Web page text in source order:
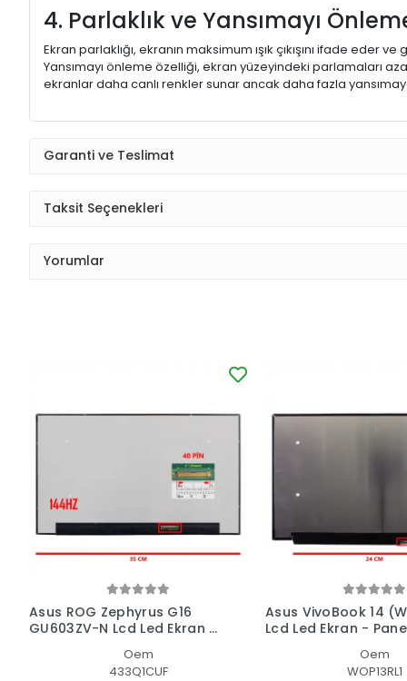
4. Parlaklık ve Yansımayı
Ekran parlaklığı, ekranın maksimum ışık çıkışını ifade
Yansımayı önleme özelliği, ekran yüzeyindeki parlamaları
ekranlar daha canlı renkler sunar ancak daha fazla
Garanti ve Teslimat
Taksit Seçenekleri
Yorumlar
Asus ROG Zephyrus G16
GU603ZV-N Lcd Led Ekran -
Oem
433Q1CUF
Asus VivoBook 14
Lcd Led Ekran -
Oem
WOP13RL1